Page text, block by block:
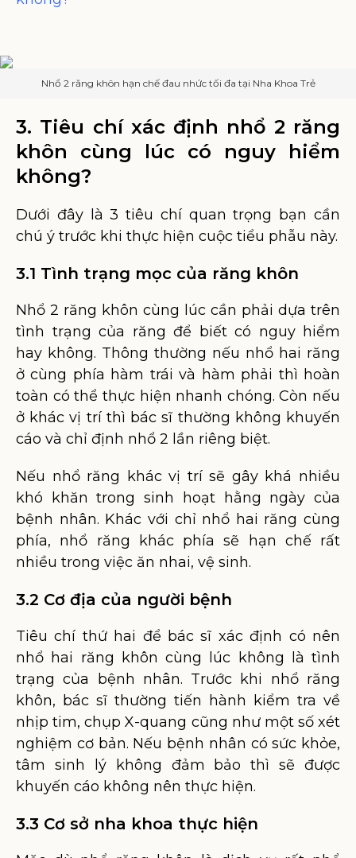
Nhổ 2 răng khôn hạn chế đau nhức tối đa tại Nha Khoa Trẻ
3. Tiêu chí xác định nhổ 2 răng
khôn cùng lúc có nguy hiểm
không?
Dưới đây là 3 tiêu chí quan trọng bạn cần
chú ý trước khi thực hiện cuộc tiểu phẫu này.
3.1 Tình trạng mọc của răng khôn
Nhổ 2 răng khôn cùng lúc cần phải dựa trên
tình trạng của răng để biết có nguy hiểm
hay không. Thông thường nếu nhổ hai răng
ở cùng phía hàm trái và hàm phải thì hoàn
toàn có thể thực hiện nhanh chóng. Còn nếu
ở khác vị trí thì bác sĩ thường không khuyến
cáo và chỉ định nhổ 2 lần riêng biệt.
Nếu nhổ răng khác vị trí sẽ gây khá nhiều
khó khăn trong sinh hoạt hằng ngày của
bệnh nhân. Khác với chỉ nhổ hai răng cùng
phía, nhổ răng khác phía sẽ hạn chế rất
nhiều trong việc ăn nhai, vệ sinh.
3.2 Cơ địa của người bệnh
Tiêu chí thứ hai để bác sĩ xác định có nên
nhổ hai răng khôn cùng lúc không là tình
trạng của bệnh nhân. Trước khi nhổ răng
khôn, bác sĩ thường tiến hành kiểm tra về
nhịp tim, chụp X-quang cũng như một số xét
nghiệm cơ bản. Nếu bệnh nhân có sức khỏe,
tâm sinh lý không đảm bảo thì sẽ được
khuyến cáo không nên thực hiện.
3.3 Cơ sở nha khoa thực hiện